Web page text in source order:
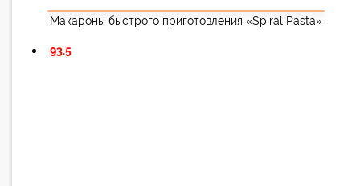
Макароны быстрого приготовления «Spiral Pasta»
93.5